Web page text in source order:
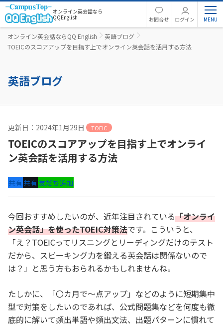
オンライン英会話なら
QQEnglish
お問合せ ログイン
オンライン英会話ならQQ English
英語ブログ
TOEICのスコアアップを目指す上でオンライン英会話を活用する方法
英語ブログ
更新日：2024年1月29日 TOEIC
TOEICのスコアアップを目指す上でオンライ
ン英会話を活用する方法
共有共有友だち追加
今回おすすめしたいのが、近年注目されている「オンライ
ン英会話」を使ったTOEIC対策法です。こういうと、
「え？TOEICってリスニングとリーディングだけのテスト
だから、スピーキング力を鍛える英会話は関係ないので
は？」と思う方もおられるかもしれませんね。
たしかに、「〇カ月で～点アップ」などのように短期集中
型で対策をしたいのであれば、公式問題集などを何度も徹
底的に解いて頻出単語や頻出文法、出題パターンに慣れて